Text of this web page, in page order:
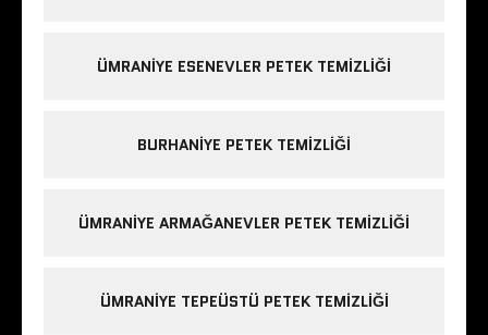
ÜMRANIYE ESENEVLER PETEK TEMIZLIĞI
BURHANIYE PETEK TEMIZLIĞI
ÜMRANIYE ARMAĞANEVLER PETEK TEMIZLIĞI
ÜMRANIYE TEPEÜSTÜ PETEK TEMIZLIĞI